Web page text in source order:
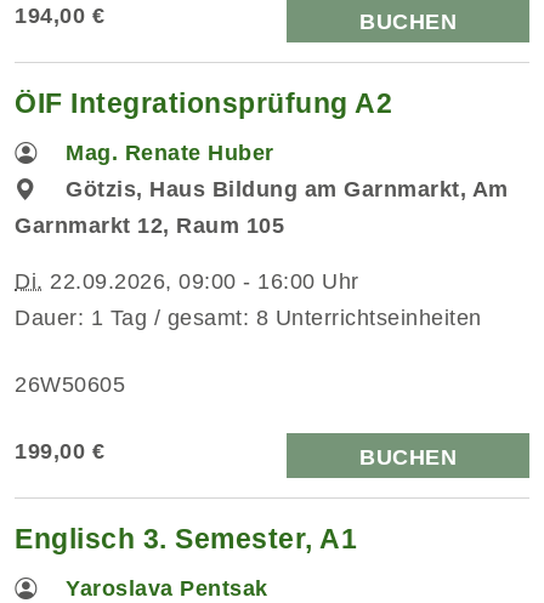
194,00 € BUCHEN
ÖIF Integrationsprüfung A2
Mag. Renate Huber
Götzis, Haus Bildung am Garnmarkt, Am
Garnmarkt 12, Raum 105
Di. 22.09.2026, 09:00 - 16:00 Uhr
Dauer: 1 Tag / gesamt: 8 Unterrichtseinheiten
26W50605
199,00 € BUCHEN
Englisch 3. Semester, A1
Yaroslava Pentsak